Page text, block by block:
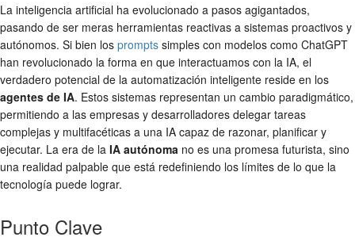
La inteligencia artificial ha evolucionado a pasos agigantados,
pasando de ser meras herramientas reactivas a sistemas proactivos y
autónomos. Si bien los prompts simples con modelos como ChatGPT
han revolucionado la forma en que interactuamos con la IA, el
verdadero potencial de la automatización inteligente reside en los
agentes de IA. Estos sistemas representan un cambio paradigmático,
permitiendo a las empresas y desarrolladores delegar tareas
complejas y multifacéticas a una IA capaz de razonar, planificar y
ejecutar. La era de la IA autónoma no es una promesa futurista, sino
una realidad palpable que está redefiniendo los límites de lo que la
tecnología puede lograr.
Punto Clave